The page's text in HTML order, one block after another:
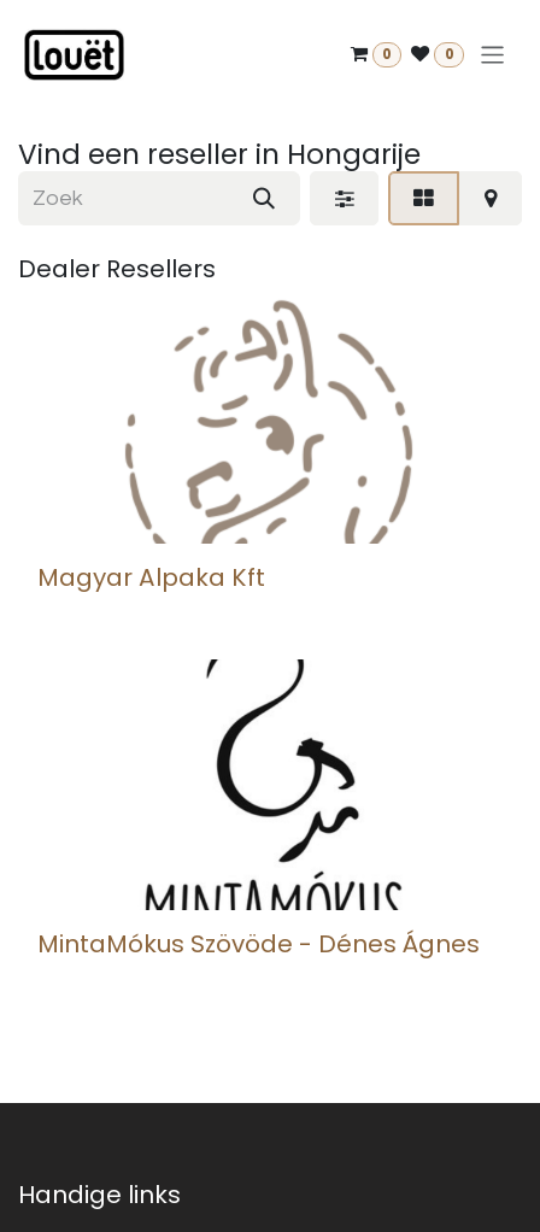
0 0
Vind een reseller in Hongarije
Dealer Resellers
Magyar Alpaka Kft
MintaMókus Szövöde - Dénes Ágnes
Handige links